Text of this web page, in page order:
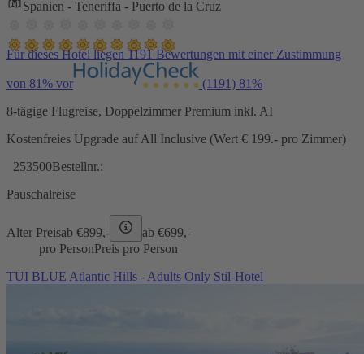
Spanien - Teneriffa - Puerto de la Cruz
Für dieses Hotel liegen 1191 Bewertungen mit einer Zustimmung
von 81% vor (1191) 81%
8-tägige Flugreise, Doppelzimmer Premium inkl. AI
Kostenfreies Upgrade auf All Inclusive (Wert € 199.- pro Zimmer)
253500Bestellnr.:
Pauschalreise
Alter Preisab €899,- ab €699,-
pro PersonPreis pro Person
TUI BLUE Atlantic Hills - Adults Only Stil-Hotel